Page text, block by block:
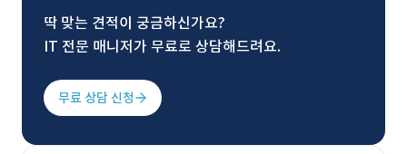
딱 맞는 견적이 궁금하신가요?
IT 전문 매니저가 무료로 상담해드려요.
무료 상담 신청